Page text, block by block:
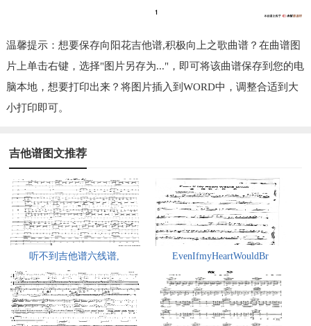
温馨提示：想要保存向阳花吉他谱,积极向上之歌曲谱？在曲谱图
片上单击右键，选择"图片另存为..."，即可将该曲谱保存到您的电
脑本地，想要打印出来？将图片插入到WORD中，调整合适到大
小打印即可。
吉他谱图文推荐
听不到吉他谱六线谱, EvenIfmyHeartWouldBr